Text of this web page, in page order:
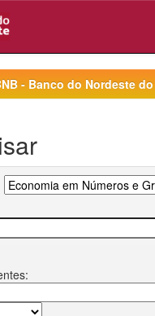
- Banco do Nordeste